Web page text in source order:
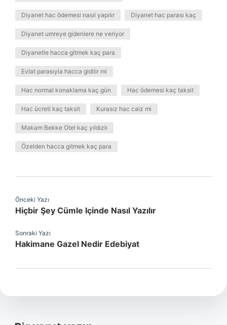
Diyanet hac ödemesi nasıl yapılır Diyanet hac parası kaç
Diyanet umreye gidenlere ne veriyor
Diyanetle hacca gitmek kaç para
Evlat parasıyla hacca gidilir mi
Hac normal konaklama kaç gün Hac ödemesi kaç taksit
Hac ücreti kaç taksit Kurasız hac caiz mi
Makam Bekke Otel kaç yıldızlı
Özelden hacca gitmek kaç para
Önceki Yazı
Hiçbir Şey Cümle Içinde Nasıl Yazılır
Sonraki Yazı
Hakimane Gazel Nedir Edebiyat